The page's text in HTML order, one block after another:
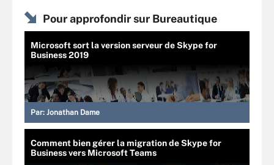
Pour approfondir sur Bureautique
Microsoft sort la version serveur de Skype for
Business 2019
Par: Jonathan Dame
Comment bien gérer la migration de Skype for
Business vers Microsoft Teams